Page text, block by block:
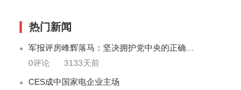
热门新闻
0评论
3133天前
CES成中国家电企业主场